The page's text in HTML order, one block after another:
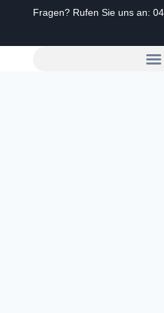
Fragen? Rufen Sie uns an: